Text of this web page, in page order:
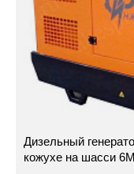
Дизельный
кожухе на шасси